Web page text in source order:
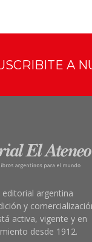
A
argentina
y
activa, vigente y en
desde 1912.